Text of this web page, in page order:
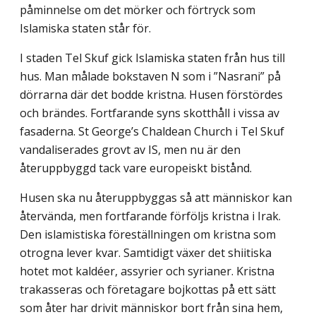
påminnelse om det mörker och förtryck som
Islamiska staten står för.
I staden Tel Skuf gick Islamiska staten från hus till
hus. Man målade bokstaven N som i ”Nasrani” på
dörrarna där det bodde kristna. Husen förstördes
och brändes. Fort­farande syns skotthåll i vissa av
fasaderna. St George’s Chaldean Church i Tel Skuf
vandaliserades grovt av IS, men nu är den
återuppbyggd tack vare europeiskt bistånd.
Husen ska nu återuppbyggas så att människor kan
återvända, men fortfarande förföljs kristna i Irak.
Den islamistiska föreställningen om kristna som
otrogna lever kvar. Samtidigt växer det shiitiska
hotet mot kaldéer, assyrier och syrianer. Kristna
trakasseras och företagare bojkottas på ett sätt
som åter har drivit människor bort från sina hem,